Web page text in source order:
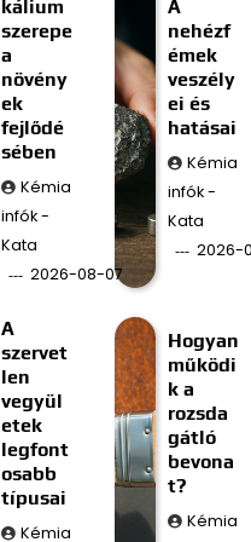
kálium
szerepe
a
növény
ek
fejlődé
sében
Kémia
infók -
Kata
2026-08-07
A
nehézf
émek
veszély
ei és
hatásai
Kémia
infók -
Kata
2026-
A
szervet
len
vegyül
etek
legfont
osabb
típusai
Kémia
Hogyan
működi
k a
rozsda
gátló
bevona
t?
Kémia